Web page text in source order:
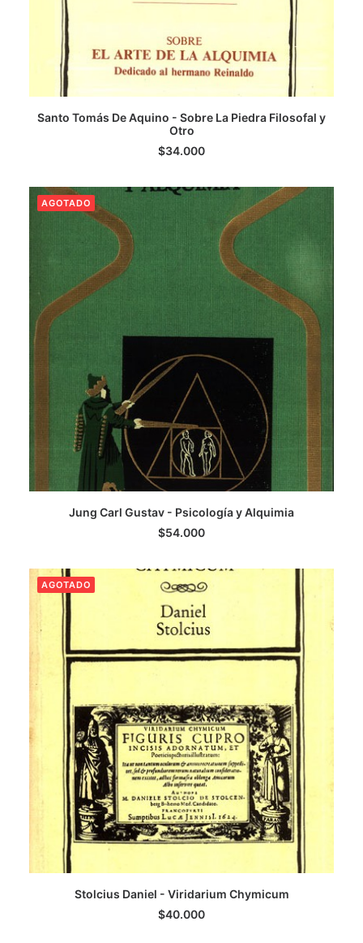
LEER MÁS
Santo Tomás De Aquino - Sobre La Piedra Filosofal y
Otro
$34.000
AGOTADO
LEER MÁS
Jung Carl Gustav - Psicología y Alquimia
$54.000
AGOTADO
LEER MÁS
Stolcius Daniel - Viridarium Chymicum
$40.000